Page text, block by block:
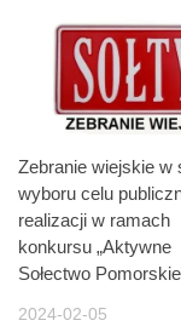
Zebranie wiejskie w
wyboru celu
realizacji w ramach
konkursu „Aktywne
Sołectwo
2024-02-05